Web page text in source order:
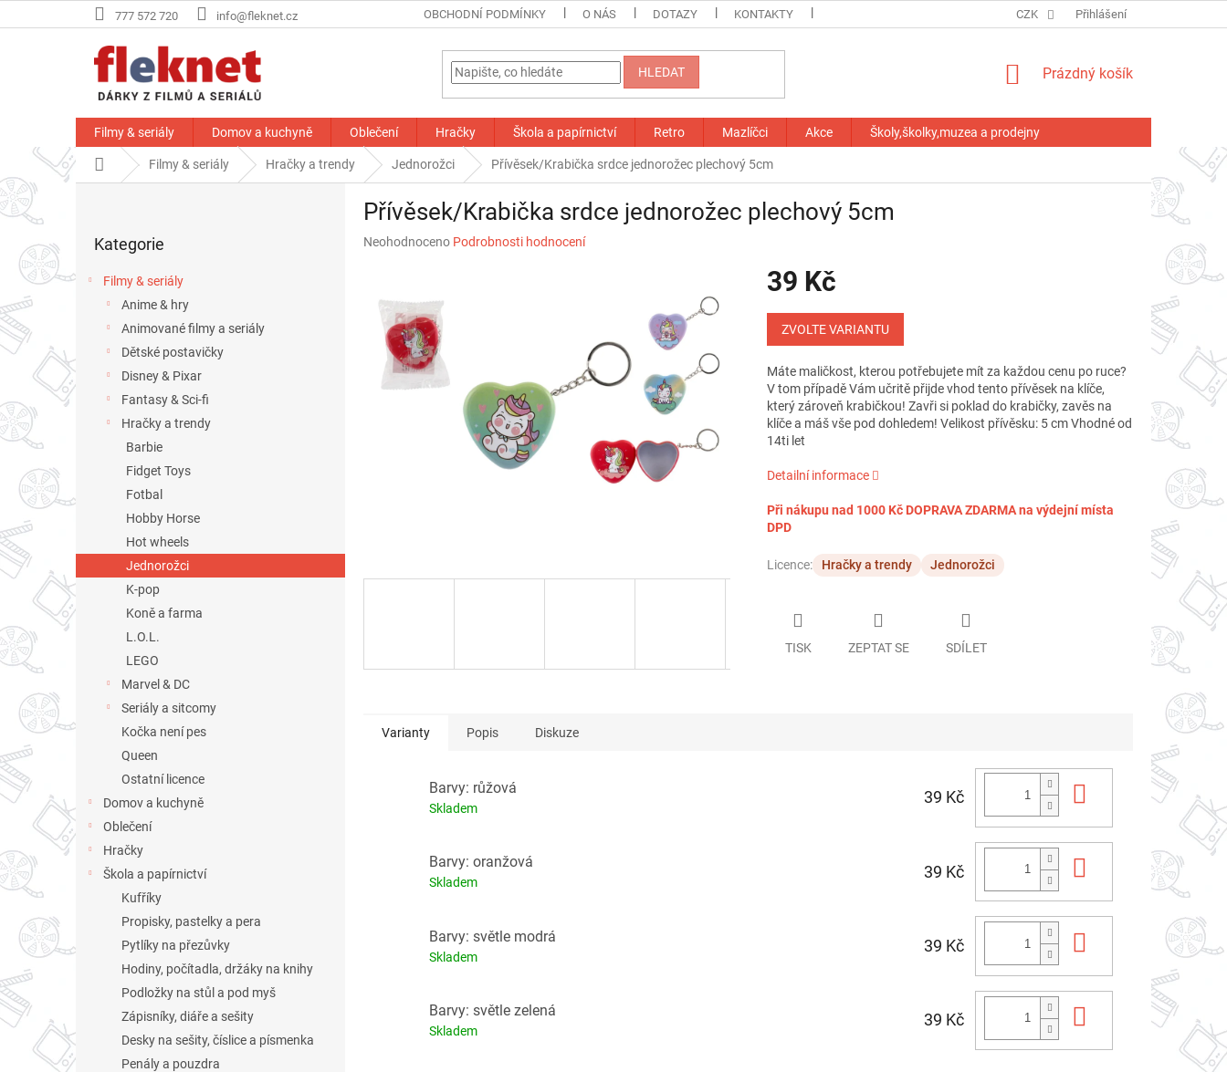
na
777 572 720 info@fleknet.cz OBCHODNÍ PODMÍNKY O NÁS DOTAZY KONTAKTY CZK Přihlášení
HLEDAT
NÁKUPNÍ
Prázdný košík
Filmy & seriály Domov a kuchyně Oblečení Hračky Škola a papírnictví Retro Mazlíčci Akce Školy,školky,muzea a prodejny
Domů Filmy & seriály Hračky a trendy Jednorožci Přívěsek/Krabička srdce jednorožec plechový 5cm
r
p
a
kategorie
Kategorie
Filmy & seriály
Anime & hry
Animované filmy a seriály
Dětské postavičky
Disney & Pixar
Fantasy & Sci-fi
Hračky a trendy
Barbie
Fidget Toys
Fotbal
Hobby Horse
Hot wheels
Jednorožci
K-pop
Koně a farma
L.O.L.
LEGO
Marvel & DC
Seriály a sitcomy
Kočka není pes
Queen
Ostatní licence
Domov a kuchyně
Oblečení
Hračky
Škola a papírnictví
Kufříky
Propisky, pastelky a pera
Pytlíky na přezůvky
Hodiny, počítadla, držáky na knihy
Podložky na stůl a pod myš
Zápisníky, diáře a sešity
Desky na sešity, číslice a písmenka
Penály a pouzdra
Přívěsek/Krabička srdce jednorožec plechový 5cm
Průměrné
hvězdiček.
Neohodnoceno Podrobnosti hodnocení
39 Kč
Měrná
cena:
ZVOLTE VARIANTU
Máte maličkost, kterou potřebujete mít za každou cenu po ruce?
V tom případě Vám učritě přijde vhod tento přívěsek na klíče,
který zároveň krabičkou! Zavři si poklad do krabičky, zavěs na
klíče a máš vše pod dohledem! Velikost přívěsku: 5 cm Vhodné od
14ti let
Detailní informace
Při nákupu nad 1000 Kč DOPRAVA ZDARMA na výdejní místa
DPD
Licence: Hračky a trendy Jednorožci
TISK ZEPTAT SE SDÍLET
Varianty Popis Diskuze
Barvy: růžová
Skladem
39 Kč Do košíku
Barvy: oranžová
Skladem
39 Kč Do košíku
Barvy: světle modrá
Skladem
39 Kč Do košíku
Barvy: světle zelená
Skladem
39 Kč Do košíku